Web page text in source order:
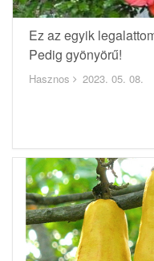
Ez az egyik
Pedig gyönyörű!
Hasznos 2023. 05. 08.